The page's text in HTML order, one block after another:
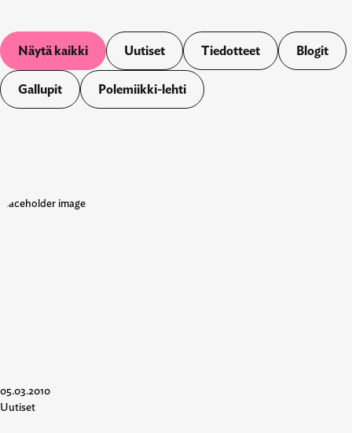
Näytä kaikki Uutiset Tiedotteet Blogit
Gallupit Polemiikki-lehti
05.03.2010
Uutiset